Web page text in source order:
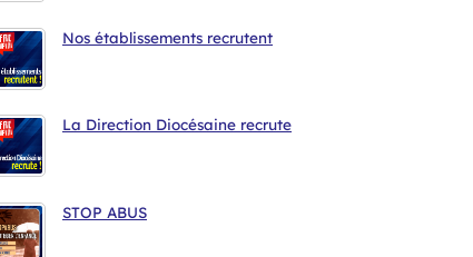
Nos établissements recrutent
La Direction Diocésaine recrute
STOP ABUS